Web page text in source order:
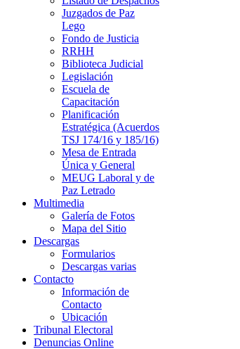
Juzgados de Paz
Lego
Fondo de Justicia
RRHH
Biblioteca Judicial
Legislación
Escuela de
Capacitación
Planificación
Estratégica (Acuerdos
TSJ 174/16 y 185/16)
Mesa de Entrada
Única y General
MEUG Laboral y de
Paz Letrado
Multimedia
Galería de Fotos
Mapa del Sitio
Descargas
Formularios
Descargas varias
Contacto
Información de
Contacto
Ubicación
Tribunal Electoral
Denuncias Online